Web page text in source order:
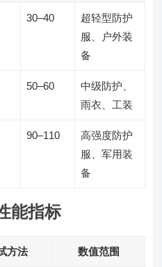
30–40
超轻型防护
服、户外装
备
50–60
中级防护、
雨衣、工装
90–110
高强度防护
服、军用装
备
能指标
方法 数值范围